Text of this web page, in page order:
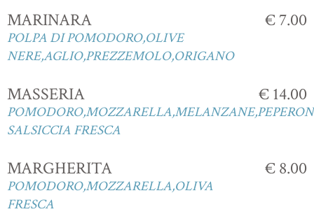
MARINARA
POLPA DI POMODORO,OLIVE
NERE,AGLIO,PREZZEMOLO,ORIGANO
€ 7.00
MASSERIA
SALSICCIA FRESCA
€ 14.00
MARGHERITA
POMODORO,MOZZARELLA,OLIVA
FRESCA
€ 8.00